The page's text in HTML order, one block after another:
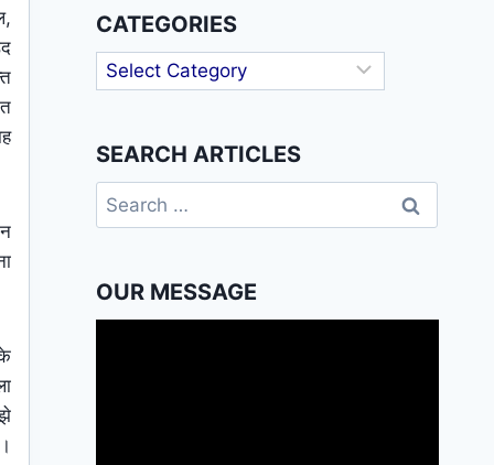
CATEGORIES
Categories
SEARCH ARTICLES
Search
for:
OUR MESSAGE